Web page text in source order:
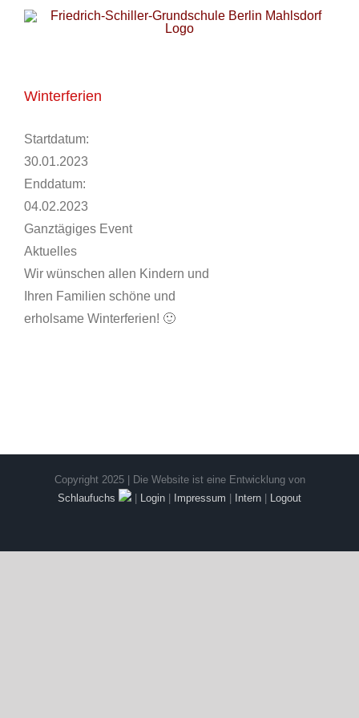
Zum
Winterferien
Startdatum:
30.01.2023
Enddatum:
04.02.2023
Ganztägiges Event
Aktuelles
Wir wünschen allen Kindern und
Ihren Familien schöne und
erholsame Winterferien! 🙂
Copyright 2025 | Die Website ist eine Entwicklung von
Schlaufuchs
Login Impressum Intern Logout